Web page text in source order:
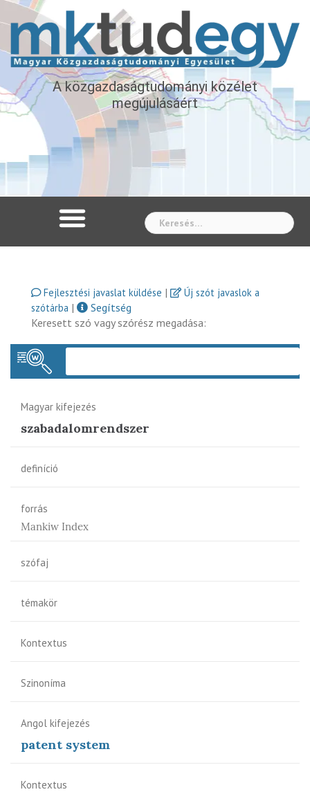
A közgazdaságtudományi közélet
megújulásáért
Fejlesztési javaslat küldése |
Új szót javaslok a
szótárba |
Segítség
Keresett szó vagy szórész megadása:
Magyar kifejezés
szabadalomrendszer
definíció
forrás
Mankiw Index
szófaj
témakör
Kontextus
Szinoníma
Angol kifejezés
patent system
Kontextus